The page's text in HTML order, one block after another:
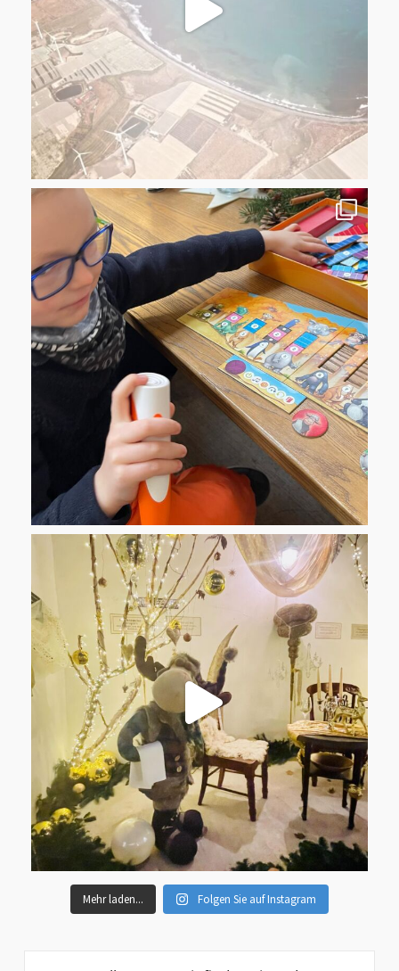
Mehr laden... Folgen Sie auf Instagram